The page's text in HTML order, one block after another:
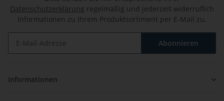
Datenschutzerklärung regelmäßig und jederzeit widerruflich
Informationen zu Ihrem Produktsortiment per E-Mail zu.
Abonnieren
Informationen